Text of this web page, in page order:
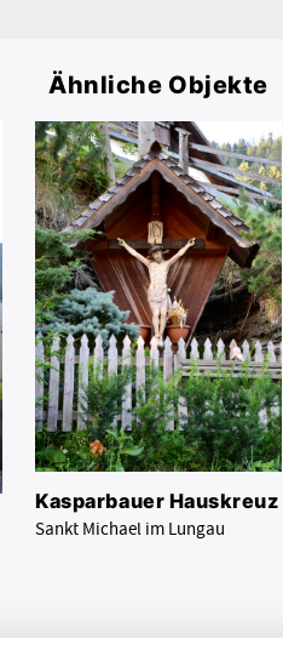
Ähnliche Objekte
Kasparbauer Hauskreuz
Sankt Michael im Lungau